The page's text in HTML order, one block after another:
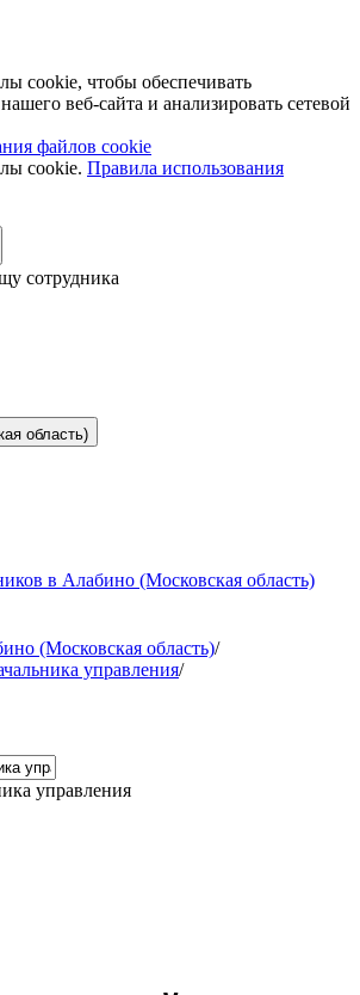
cookie, чтобы обеспечивать
веб-сайта и анализировать сетевой
файлов cookie
cookie. Правила использования
сотрудника
область)
в Алабино (Московская область)
(Московская область)/
управления/
управления